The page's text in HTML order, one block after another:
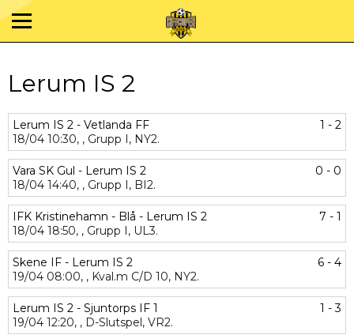
Lerum IS 2
Lerum IS 2 - Vetlanda FF
1 - 2
18/04 10:30, , Grupp I, NY2.
Vara SK Gul - Lerum IS 2
0 - 0
18/04 14:40, , Grupp I, BI2.
IFK Kristinehamn - Blå - Lerum IS 2
7 - 1
18/04 18:50, , Grupp I, UL3.
Skene IF - Lerum IS 2
6 - 4
19/04 08:00, , Kval.m C/D 10, NY2.
Lerum IS 2 - Sjuntorps IF 1
1 - 3
19/04 12:20, , D-Slutspel, VR2.